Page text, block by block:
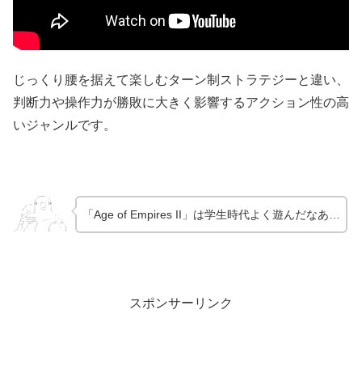
じっくり腰を据えて楽しむターン制ストラテジーと違い、
判断力や操作力が勝敗に大きく影響するアクション性の高
いジャンルです。
「Age of Empires II」は学生時代よく遊んだなあ…
スポンサーリンク